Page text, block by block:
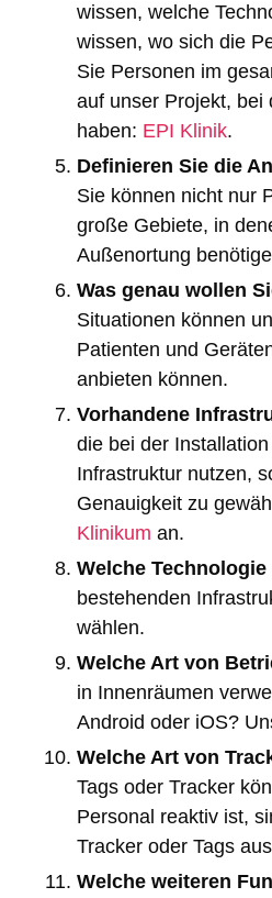
wissen, welche
wissen, wo sich die
Sie Personen im
auf unser Projekt, bei
haben: EPI Klinik.
Definieren Sie die
Sie können nicht nur
große Gebiete, in
Außenortung
Was genau wollen
Situationen können
Patienten und
anbieten können.
Vorhandene
die bei der
Infrastruktur nutzen,
Genauigkeit zu
Klinikum an.
Welche
bestehenden
wählen.
Welche Art von
in Innenräumen
Android oder iOS?
Welche Art von
Tags oder Tracker
Personal reaktiv ist,
Tracker oder Tags
Welche weiteren